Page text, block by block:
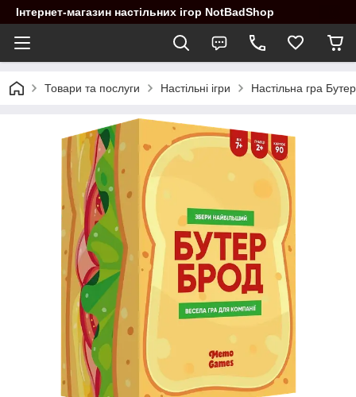
Інтернет-магазин настільних ігор NotBadShop
Товари та послуги Настільні ігри Настільна гра